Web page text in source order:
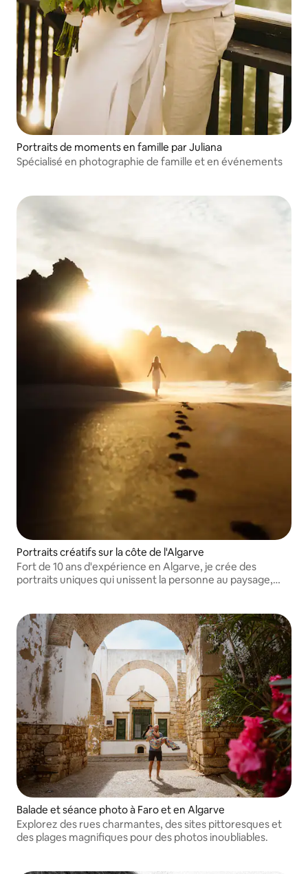
Portraits de moments en famille par Juliana
Spécialisé en photographie de famille et en événements
Portraits créatifs sur la côte de l'Algarve
Fort de 10 ans d'expérience en Algarve, je crée des
portraits uniques qui unissent la personne au paysage,
Balade et séance photo à Faro et en Algarve
Explorez des rues charmantes, des sites pittoresques et
des plages magnifiques pour des photos inoubliables.